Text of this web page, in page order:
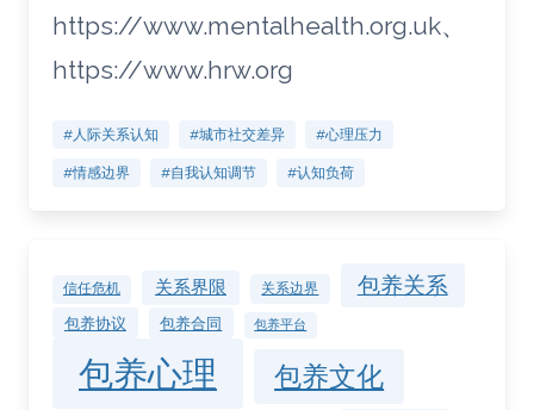
https://www.mentalhealth.org.uk、
https://www.hrw.org
#人际关系认知 #城市社交差异 #心理压力
#情感边界 #自我认知调节 #认知负荷
信任危机 关系界限 关系边界 包养关系
包养协议 包养合同 包养平台
包养心理 包养文化